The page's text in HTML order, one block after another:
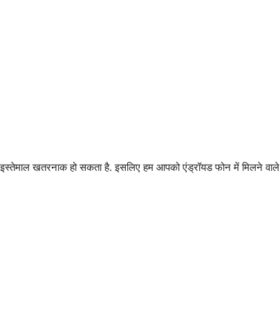
खतरनाक हो सकता है. इसलिए हम आपको एंड्रॉयड फोन में मिलने वाले